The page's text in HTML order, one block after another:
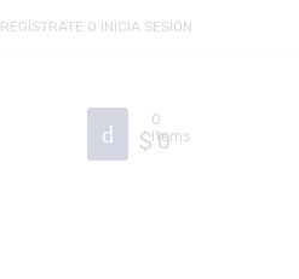
REGÍSTRATE O INICIA SESIÓN
0
Items
$0